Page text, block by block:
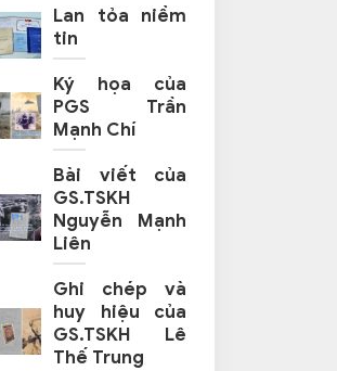
Lan tỏa niềm
tin
Ký họa của
PGS Trần
Mạnh Chí
Bài viết của
GS.TSKH
Nguyễn Mạnh
Liên
Ghi chép và
huy hiệu của
GS.TSKH Lê
Thế Trung